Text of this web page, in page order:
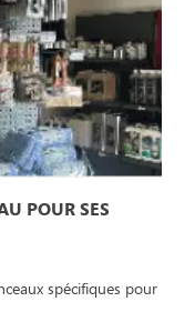
POUR SES
spécifiques pour